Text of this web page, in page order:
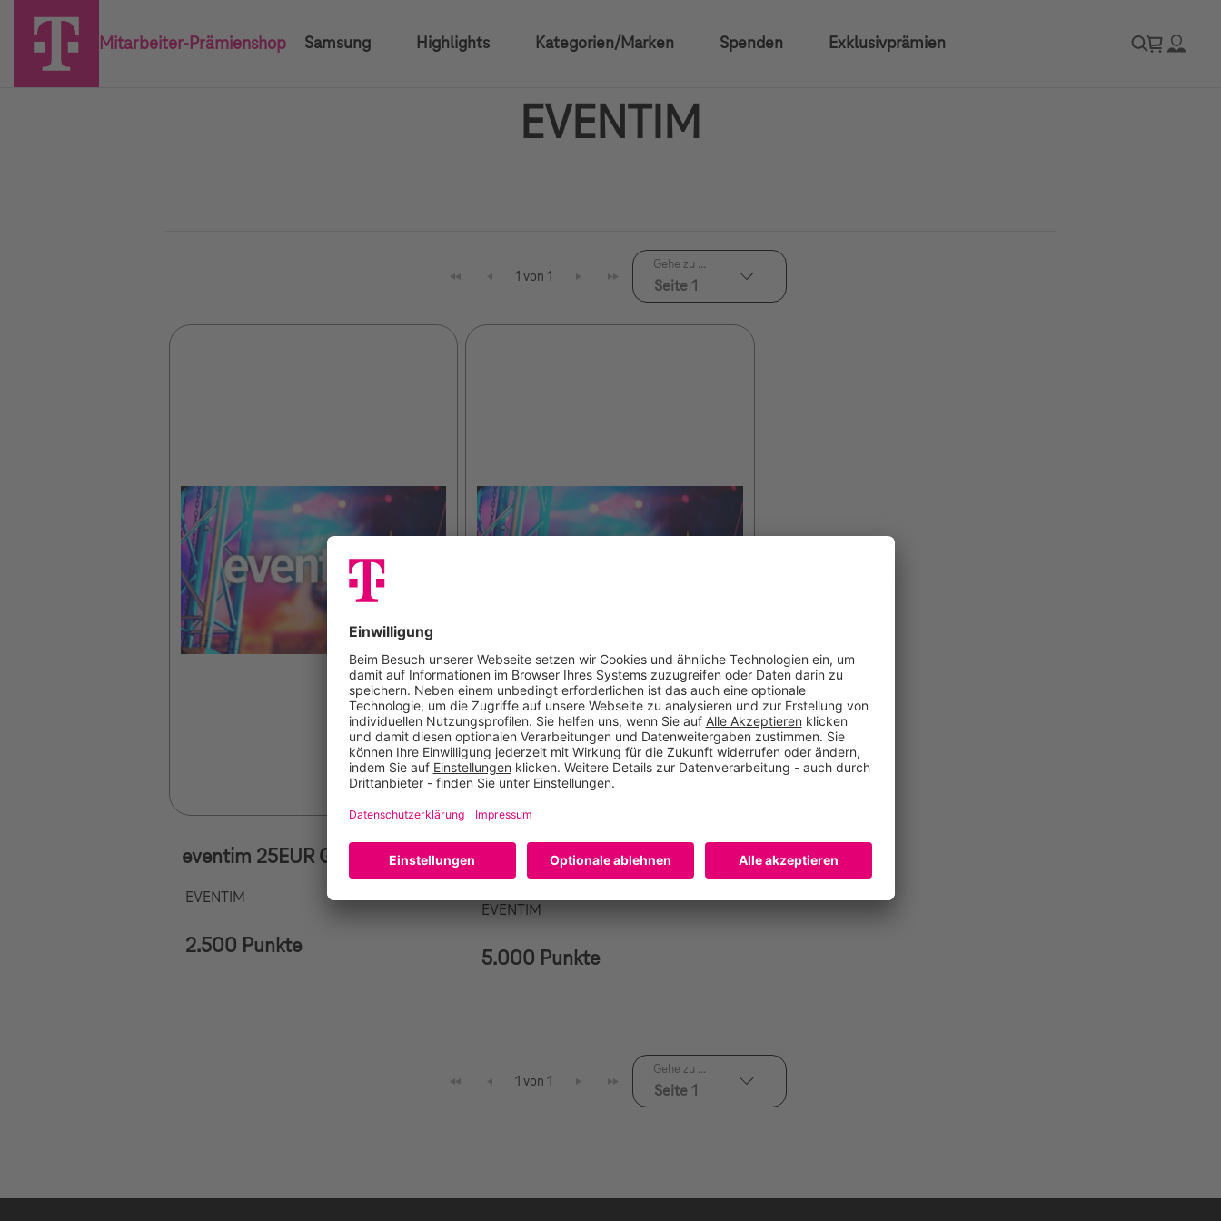
Mitarbeiter-Prämienshop Samsung Highlights Kategorien/Marken Spenden Exklusivprämien
EVENTIM
1 von 1
Seite 1
Gehe zu ...
eventim 25EUR Geschenkcode
EVENTIM
2.500 Punkte
eventim 50EUR
Geschenkcode
EVENTIM
5.000 Punkte
1 von 1
Seite 1
Gehe zu ...